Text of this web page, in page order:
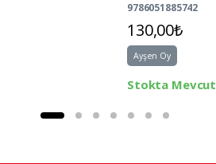
9786051885742
130,00₺
Ayşen Oy
Stokta Mevcut